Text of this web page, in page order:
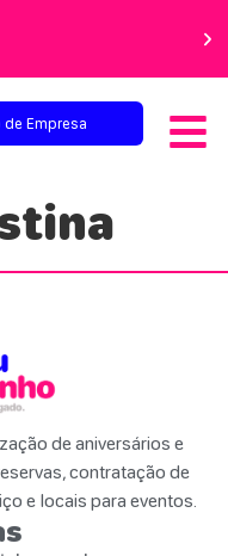
Empresa
de aniversários e
contratação de
e locais para eventos.